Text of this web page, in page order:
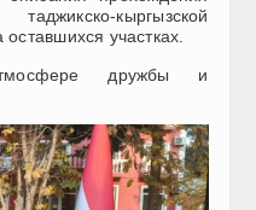
кыргызской
участках.
дружбы и